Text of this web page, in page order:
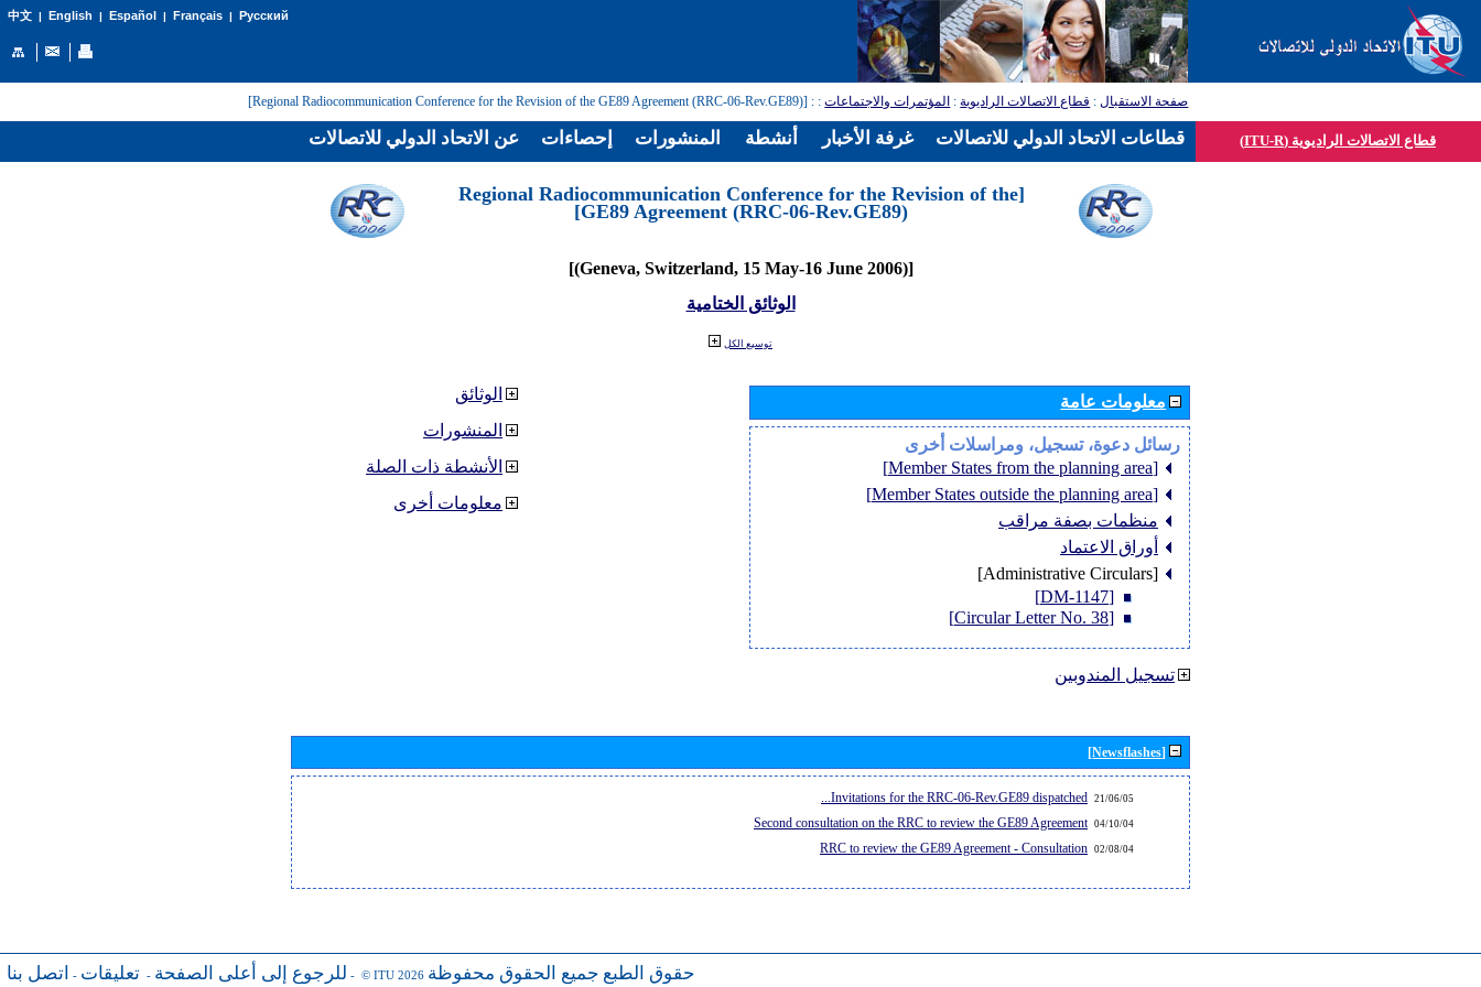
中文| English | Español | Français| Русский
صفحة الاستقبال: قطاع الاتصالات الراديوية: المؤتمرات والاجتماعات:
: [Regional Radiocommunication Conference for the Revision of the GE89 Agreement (RRC-06-Rev.GE89)]
قطاع الاتصالات الراديوية (ITU-R)
[Regional Radiocommunication Conference for the Revision of the
GE89 Agreement (RRC-06-Rev.GE89)]
[(Geneva, Switzerland, 15 May-16 June 2006)]
الوثائق الختامية
توسيع الكل
الوثائق
المنشورات
الأنشطة ذات الصلة
معلومات أخرى
معلومات عامة
رسائل دعوة، تسجيل، ومراسلات أخرى
[Member States from the planning area]
[Member States outside the planning area]
منظمات بصفة مراقب
أوراق الاعتماد
[Administrative Circulars]
[DM-1147]
[Circular Letter No. 38]
تسجيل المندوبين
[Newsflashes]
21/06/05
Invitations for the RRC-06-Rev.GE89 dispatched...
04/10/04
Second consultation on the RRC to review the GE89 Agreement
02/08/04
RRC to review the GE89 Agreement - Consultation
للرجوع إلى أعلى الصفحة - تعليقات - اتصل بنا - © ITU 2026 حقوق الطبع جميع الحقوق محفوظة
عن الاتحاد الدولي للاتصالات إحصاءات المنشورات أنشطة غرفة الأخبار قطاعات الاتحاد الدولي للاتصالات